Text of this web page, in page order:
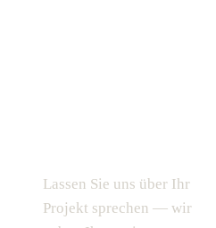
Lassen Sie uns über Ihr
Projekt sprechen — wir